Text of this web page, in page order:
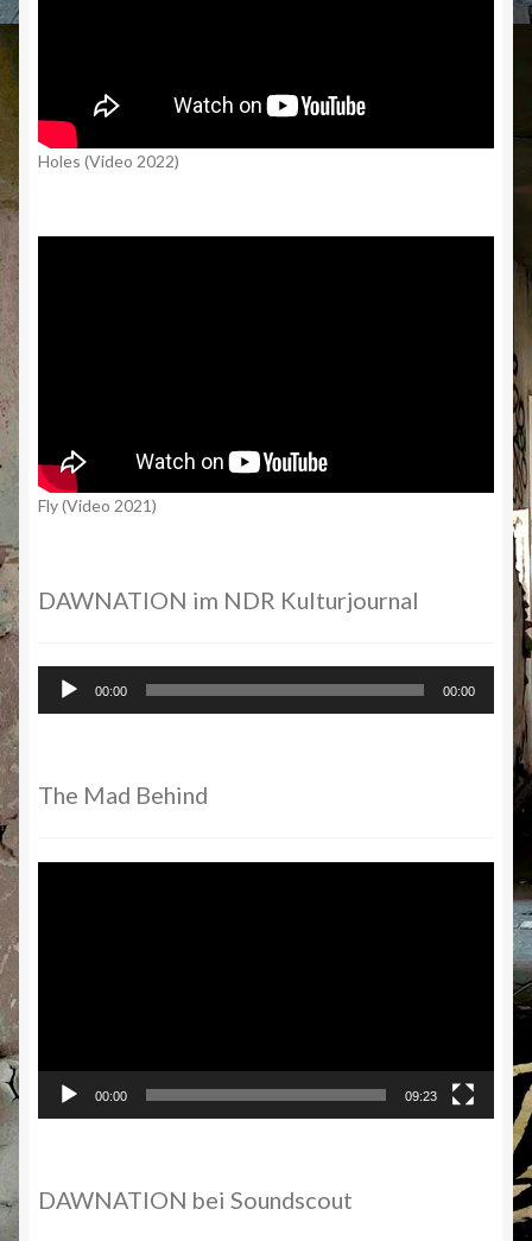
Holes (Video 2022)
Fly (Video 2021)
DAWNATION im NDR Kulturjournal
Audio-
Player
00:00 00:00
The Mad Behind
00:00 09:23
DAWNATION bei Soundscout